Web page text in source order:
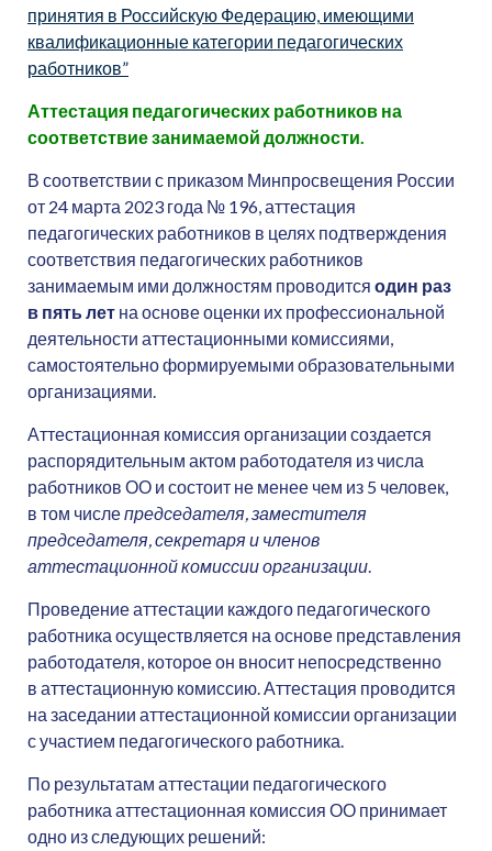
принятия в Российскую Федерацию, имеющими
квалификационные категории педагогических
работников”
Аттестация педагогических работников на
соответствие занимаемой должности.
В соответствии с приказом Минпросвещения России
от 24 марта 2023 года № 196, аттестация
педагогических работников в целях подтверждения
соответствия педагогических работников
занимаемым ими должностям проводится один раз
в пять лет на основе оценки их профессиональной
деятельности аттестационными комиссиями,
самостоятельно формируемыми образовательными
организациями.
Аттестационная комиссия организации создается
распорядительным актом работодателя из числа
работников ОО и состоит не менее чем из 5 человек,
в том числепредседателя, заместителя
председателя, секретаря и членов
аттестационной комиссии организации.
Проведение аттестации каждого педагогического
работника осуществляется на основе представления
работодателя, которое он вносит непосредственно
в аттестационную комиссию. Аттестация проводится
на заседании аттестационной комиссии организации
с участием педагогического работника.
По результатам аттестации педагогического
работника аттестационная комиссия ОО принимает
одно из следующих решений: